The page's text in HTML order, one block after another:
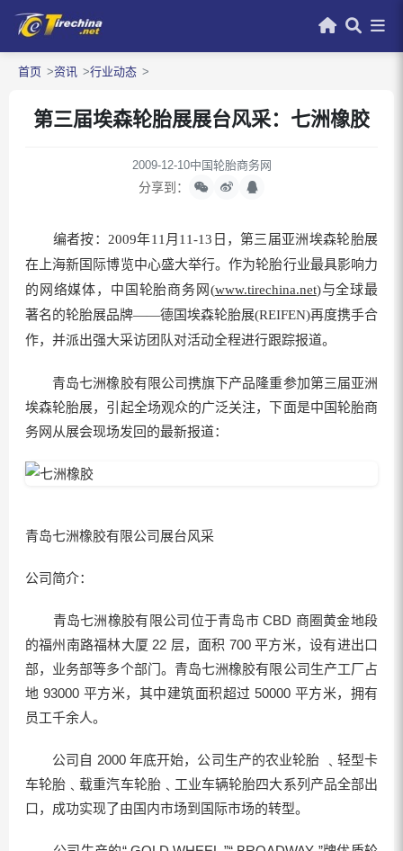
首页 资讯 行业动态
第三届埃森轮胎展展台风采：七洲橡胶
2009-12-10中国轮胎商务网
分享到：
编者按：2009年11月11-13日，第三届亚洲埃森轮胎展
在上海新国际博览中心盛大举行。作为轮胎行业最具影响力
的网络媒体，中国轮胎商务网(www.tirechina.net)与全球最
著名的轮胎展品牌——德国埃森轮胎展(REIFEN)再度携手合
作，并派出强大采访团队对活动全程进行跟踪报道。
青岛七洲橡胶有限公司携旗下产品隆重参加第三届亚洲
埃森轮胎展，引起全场观众的广泛关注，下面是中国轮胎商
务网从展会现场发回的最新报道：
青岛七洲橡胶有限公司展台风采
公司简介：
青岛七洲橡胶有限公司位于青岛市 CBD 商圈黄金地段
的福州南路福林大厦 22 层，面积 700 平方米，设有进出口
部，业务部等多个部门。青岛七洲橡胶有限公司生产工厂占
地 93000 平方米，其中建筑面积超过 50000 平方米，拥有
员工千余人。
公司自 2000 年底开始，公司生产的农业轮胎 ﹑轻型卡
车轮胎﹑载重汽车轮胎﹑工业车辆轮胎四大系列产品全部出
口，成功实现了由国内市场到国际市场的转型。